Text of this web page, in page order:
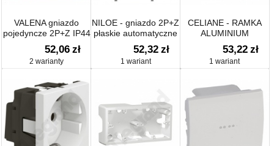
VALENA gniazdo
pojedyncze 2P+Z IP44
52,06 zł
2 warianty
NILOE - gniazdo 2P+Z
płaskie automatyczne
zaciski sprężynowe z
przesłoną
52,32 zł
1 wariant
CELIANE - RAMKA
ALUMINIUM
53,22 zł
1 wariant